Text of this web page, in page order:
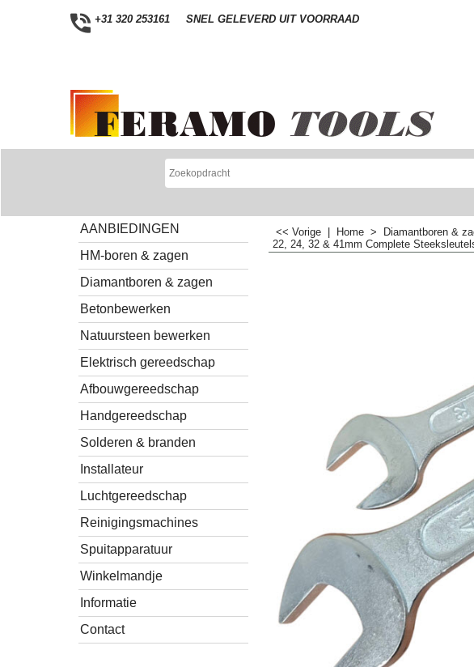
+31 320 253161 SNEL GELEVERD UIT VOORRAAD
AANBIEDINGEN
HM-boren & zagen
Diamantboren & zagen
Betonbewerken
Natuursteen bewerken
Elektrisch gereedschap
Afbouwgereedschap
Handgereedschap
Solderen & branden
Installateur
Luchtgereedschap
Reinigingsmachines
Spuitapparatuur
Winkelmandje
Informatie
Contact
<< Vorige Home > Diamantboren &
22, 24, 32 & 41mm Complete